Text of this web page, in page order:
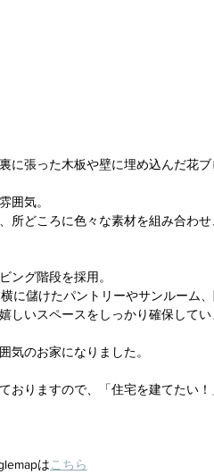
に張った木板や壁に埋め込んだ花
囲気。
所どころに色々な素材を組み合わ
ング階段を採用。
に儲けたパントリーやサンルーム
しいスペースをしっかり確保してい
気のお家になりました。
おりますので、「住宅を建てたい
は こちら